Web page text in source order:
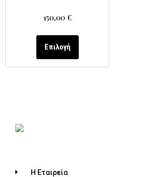
150,00 €
Επιλογή
Η Εταιρεία